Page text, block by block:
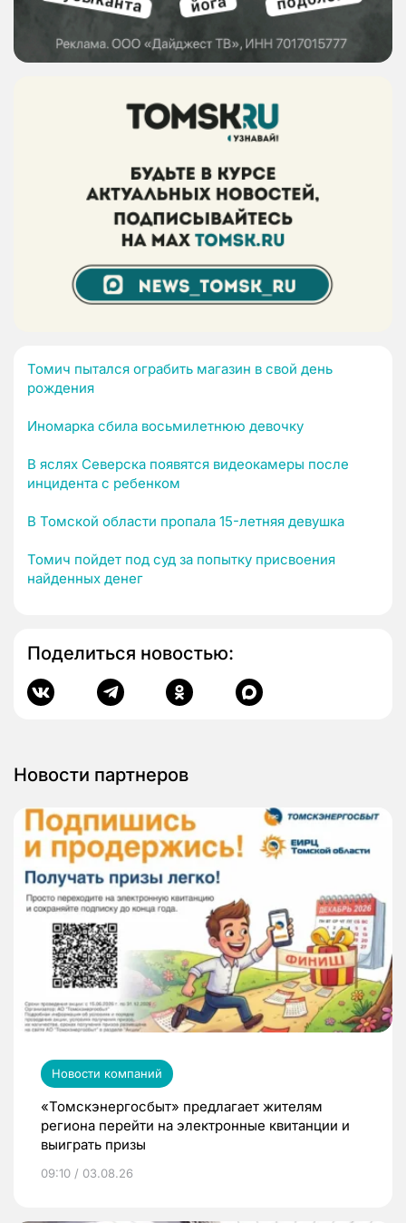
Томич пытался ограбить магазин в свой день
рождения
Иномарка сбила восьмилетнюю девочку
В яслях Северска появятся видеокамеры после
инцидента с ребенком
В Томской области пропала 15-летняя девушка
Томич пойдет под суд за попытку присвоения
найденных денег
Поделиться новостью:
Новости партнеров
Новости компаний
«Томскэнергосбыт» предлагает жителям
региона перейти на электронные квитанции и
выиграть призы
09:10 / 03.08.26